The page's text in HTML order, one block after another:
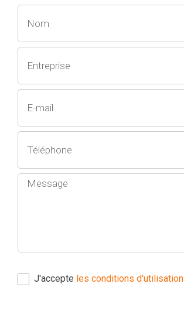
J'accepte les conditions d'utilisation